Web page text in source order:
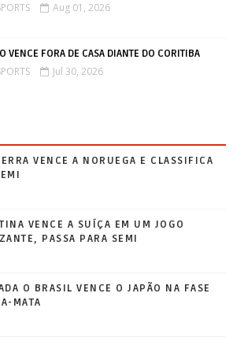
Aug 01, 2026
VENCE FORA DE CASA DIANTE DO CORITIBA
Jul 30, 2026
VENCE A NORUEGA E CLASSIFICA
VENCE A SUÍÇA EM UM JOGO
PASSA PARA SEMI
O BRASIL VENCE O JAPÃO NA FASE
MATA